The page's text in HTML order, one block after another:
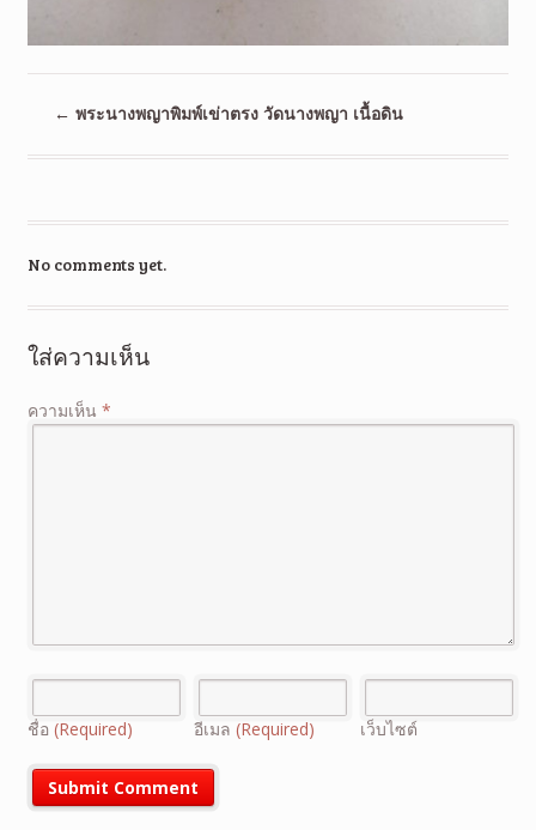
← พระนางพญาพิมพ์เข่าตรง วัดนางพญา เนื้อดิน
No comments yet.
ใส่ความเห็น
ความเห็น *
ชื่อ (Required) อีเมล (Required) เว็บไซต์